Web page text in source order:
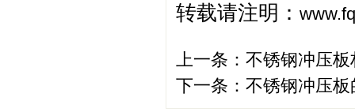
转载请注明：
上一条： 不锈钢冲压
下一条： 不锈钢冲压